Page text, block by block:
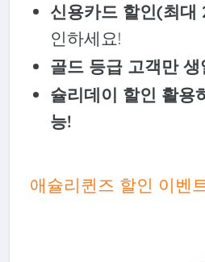
신용카드 할인(최대
인하세요!
골드 등급 고객만
슐리데이 할인 활용
능!
애슐리퀸즈 할인 이벤